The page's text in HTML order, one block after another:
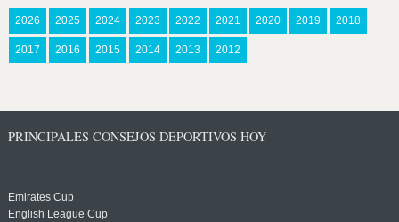
2026 2025 2024 2023 2022 2021 2020 2019 2018
2017 2016 2015 2014 2013 2012
PRINCIPALES CONSEJOS DEPORTIVOS HOY
Emirates Cup
English League Cup